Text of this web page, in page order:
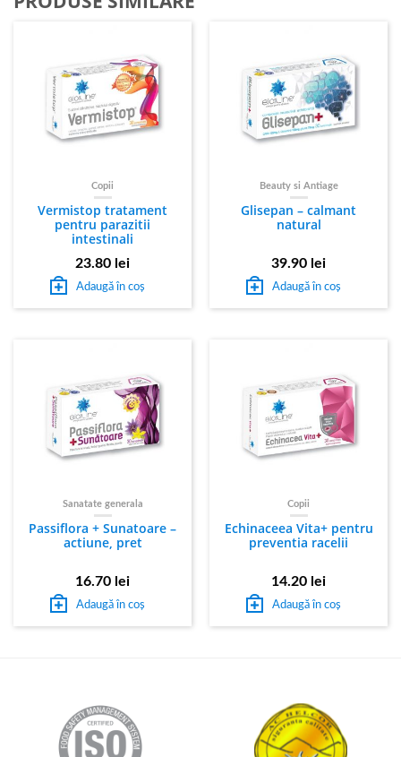
Copii
Vermistop tratament
pentru parazitii
intestinali
23.80 lei
Adaugă în coș
Beauty si Antiage
Glisepan – calmant
natural
39.90 lei
Adaugă în coș
Sanatate generala
Passiflora + Sunatoare –
actiune, pret
16.70 lei
Adaugă în coș
Copii
Echinaceea Vita+ pentru
preventia racelii
14.20 lei
Adaugă în coș